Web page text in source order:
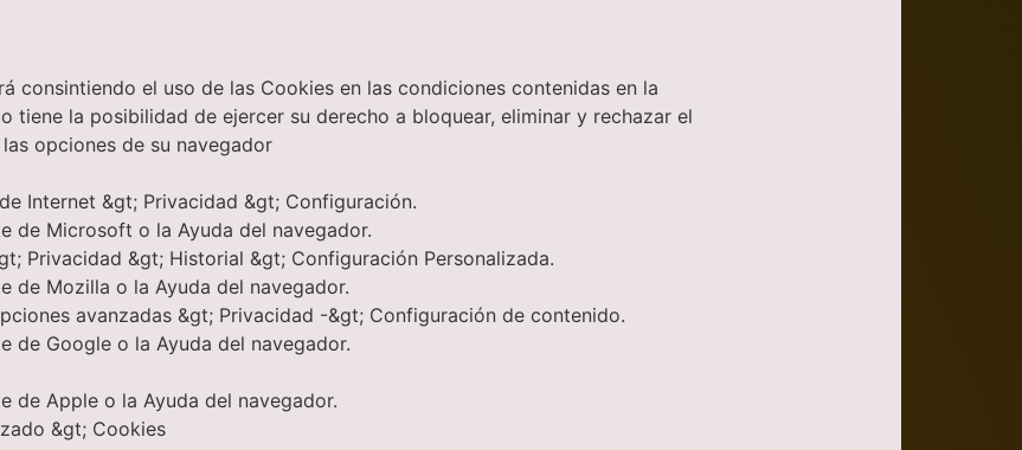
consintiendo el uso de las Cookies en las condiciones contenidas en la
tiene la posibilidad de ejercer su derecho a bloquear, eliminar y rechazar el
opciones de su navegador
Internet &gt; Privacidad &gt; Configuración.
de Microsoft o la Ayuda del navegador.
Privacidad &gt; Historial &gt; Configuración Personalizada.
de Mozilla o la Ayuda del navegador.
avanzadas &gt; Privacidad -&gt; Configuración de contenido.
de Google o la Ayuda del navegador.
de Apple o la Ayuda del navegador.
&gt; Cookies